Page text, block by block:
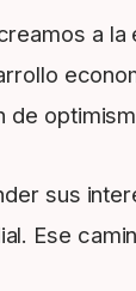
a
de
sus
Ese